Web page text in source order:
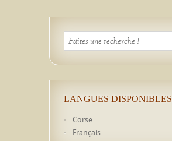
LANGUES DISPONIBLES
Corse
Français